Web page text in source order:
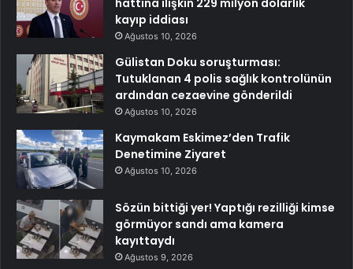
kayıp iddiası
Ağustos 10, 2026
Gülistan Doku soruşturması:
Tutuklanan 4 polis sağlık kontrolünün
ardından cezaevine gönderildi
Ağustos 10, 2026
Kaymakam Eskimez’den Trafik
Denetimine Ziyaret
Ağustos 10, 2026
Sözün bittiği yer! Yaptığı rezilliği kimse
görmüyor sandı ama kamera
kayıttaydı
Ağustos 9, 2026